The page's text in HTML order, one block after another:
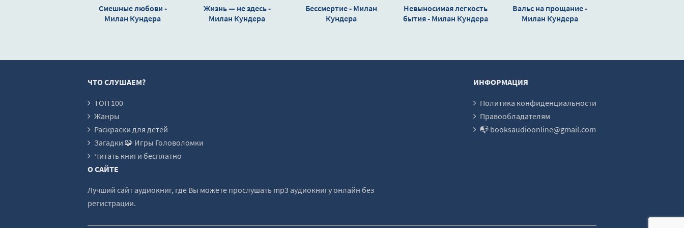
Part5_Lyudvik_01_02
Part5_Lyudvik_05
Part6_Kostka_01-08
Part6_Kostka_08-11
Part6_Kostka_12-16
Part6_Kostka_17-18
Part6_Kostka_19-20
Part7_LyudvikYaroslavGelena-02
Смешные любови -
Милан Кундера
Жизнь — не здесь -
Милан Кундера
Бессмертие - Милан
Кундера
Невыносимая легкость
бытия - Милан Кундера
Вальс на прощание -
Милан Кундера
ЧТО СЛУШАЕМ?
ТОП 100
Жанры
Раскраски для детей
Загадки 🧩 Игры Головоломки
Читать книги бесплатно
ИНФОРМАЦИЯ
Политика конфиденциальности
Правообладателям
📭 booksaudioonline@gmail.com
О САЙТЕ
Лучший сайт аудиокниг, где Вы можете прослушать mp3 аудиокнигу онлайн без
регистрации.